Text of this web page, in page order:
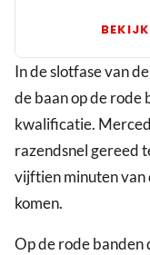
voor
GP
Spanje
In de slotfase van
de baan op de rode
kwalificatie.
razendsnel gereed
vijftien minuten van
komen.
Op de rode banden